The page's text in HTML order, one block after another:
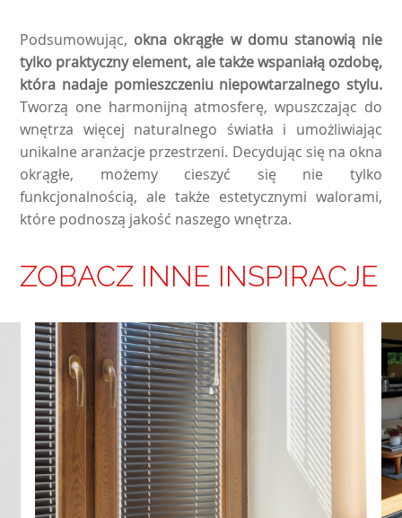
Podsumowując, okna okrągłe w domu stanowią nie
tylko praktyczny element, ale także wspaniałą ozdobę,
która nadaje pomieszczeniu niepowtarzalnego stylu.
Tworzą one harmonijną atmosferę, wpuszczając do
wnętrza więcej naturalnego światła i umożliwiając
unikalne aranżacje przestrzeni. Decydując się na okna
okrągłe, możemy cieszyć się nie tylko
funkcjonalnością, ale także estetycznymi walorami,
które podnoszą jakość naszego wnętrza.
ZOBACZ INNE INSPIRACJE